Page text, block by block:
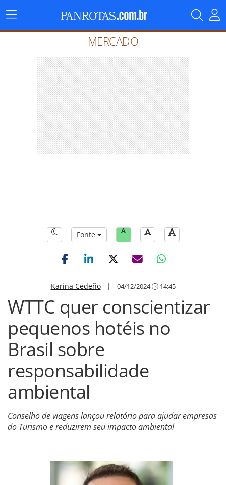
Menu
Principal
MERCADO
Fonte
Karina Cedeño| 04/12/2024 14:45
WTTC quer conscientizar
pequenos hotéis no
Brasil sobre
responsabilidade
ambiental
Conselho de viagens lançou relatório para ajudar empresas
do Turismo e reduzirem seu impacto ambiental